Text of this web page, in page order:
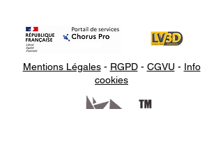
Joints, pare-chocs, amortisseurs,
boîtiers, orthèses
Acheter votre filament
3D ROSA3D - ROSA-FLEX -
1.75 MM - 500 G chez LV3D
Mentions Légales- RGPD- CGVU - Info
cookies